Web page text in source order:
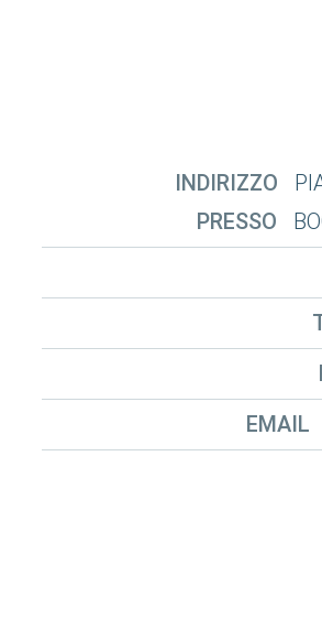
INDIRIZZO
PRESSO
EMAIL